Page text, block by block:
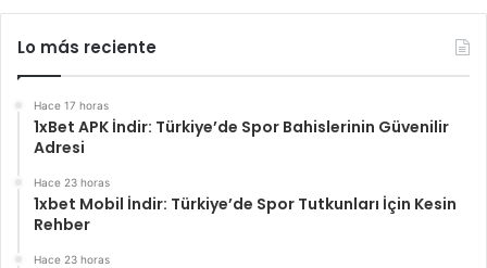
Lo más reciente
Hace 17 horas
1xBet APK İndir: Türkiye’de Spor Bahislerinin Güvenilir
Adresi
Hace 23 horas
1xbet Mobil İndir: Türkiye’de Spor Tutkunları İçin Kesin
Rehber
Hace 23 horas